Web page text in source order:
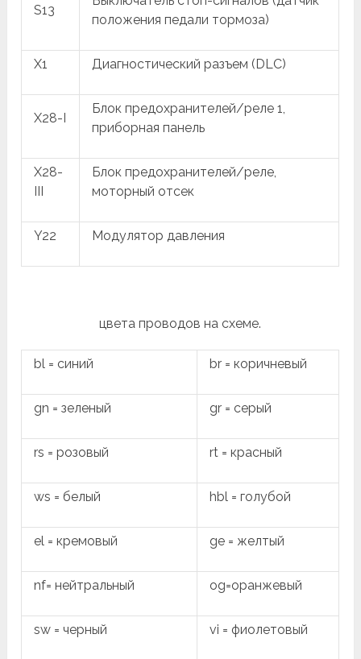
S13
положения педали тормоза)
X1 Диагностический разъем (DLC)
X28-I
Блок предохранителей/реле 1,
приборная панель
X28-
Блок предохранителей/реле,
моторный отсек
Y22 Модулятор давления
цвета проводов на схеме.
bl = синий br = коричневый
gn = зеленый gr = серый
rs = розовый rt = красный
ws = белый hbl = голубой
el = кремовый ge = желтый
nf= нейтральный og=оранжевый
sw = черный vi = фиолетовый